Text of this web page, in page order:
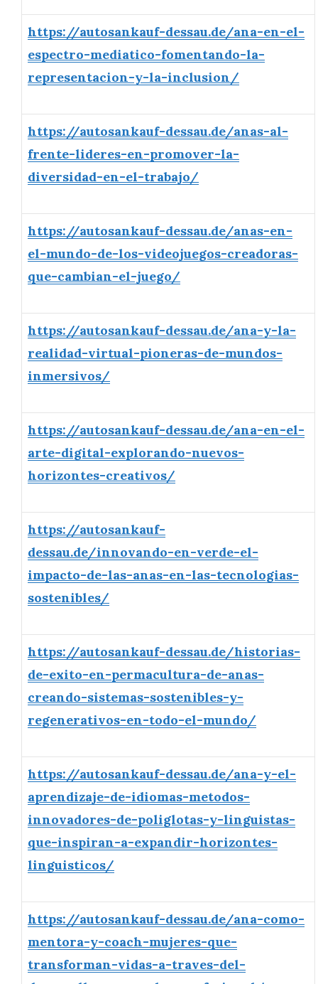
https://autosankauf-dessau.de/ana-en-el-
espectro-mediatico-fomentando-la-
representacion-y-la-inclusion/
https://autosankauf-dessau.de/anas-al-
frente-lideres-en-promover-la-
diversidad-en-el-trabajo/
https://autosankauf-dessau.de/anas-en-
el-mundo-de-los-videojuegos-creadoras-
que-cambian-el-juego/
https://autosankauf-dessau.de/ana-y-la-
realidad-virtual-pioneras-de-mundos-
inmersivos/
https://autosankauf-dessau.de/ana-en-el-
arte-digital-explorando-nuevos-
horizontes-creativos/
https://autosankauf-
dessau.de/innovando-en-verde-el-
impacto-de-las-anas-en-las-tecnologias-
sostenibles/
https://autosankauf-dessau.de/historias-
de-exito-en-permacultura-de-anas-
creando-sistemas-sostenibles-y-
regenerativos-en-todo-el-mundo/
https://autosankauf-dessau.de/ana-y-el-
aprendizaje-de-idiomas-metodos-
innovadores-de-poliglotas-y-linguistas-
que-inspiran-a-expandir-horizontes-
linguisticos/
https://autosankauf-dessau.de/ana-como-
mentora-y-coach-mujeres-que-
transforman-vidas-a-traves-del-